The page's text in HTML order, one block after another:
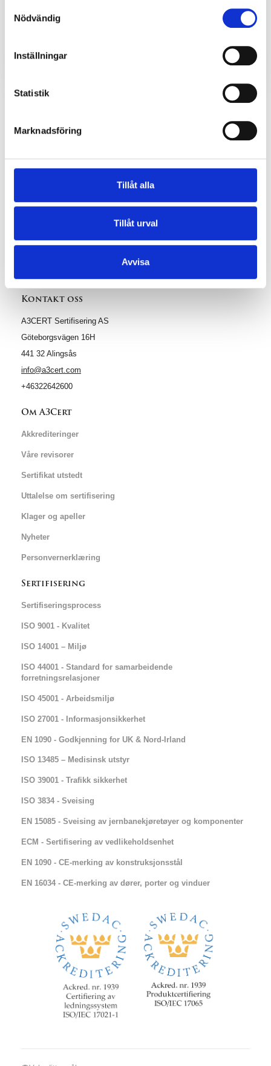
Nödvändig
Inställningar
Statistik
Marknadsföring
Tillåt alla
Tillåt urval
Avvisa
Kontakt oss
Kontakt oss
A3CERT Sertifisering AS
Göteborgsvägen 16H
441 32 Alingsås
info@a3cert.com
+46322642600
Om A3Cert
Akkrediteringer
Våre revisorer
Sertifikat utstedt
Uttalelse om sertifisering
Klager og apeller
Nyheter
Personvernerklæring
Sertifisering
Sertifiseringsprocess
ISO 9001 - Kvalitet
ISO 14001 – Miljø
ISO 44001 - Standard for samarbeidende
forretningsrelasjoner
ISO 45001 - Arbeidsmiljø
ISO 27001 - Informasjonsikkerhet
EN 1090 - Godkjenning for UK & Nord-Irland
ISO 13485 – Medisinsk utstyr
ISO 39001 - Trafikk sikkerhet
ISO 3834 - Sveising
EN 15085 - Sveising av jernbanekjøretøyer og komponenter
ECM - Sertifisering av vedlikeholdsenhet
EN 1090 - CE-merking av konstruksjonsstål
EN 16034 - CE-merking av dører, porter og vinduer